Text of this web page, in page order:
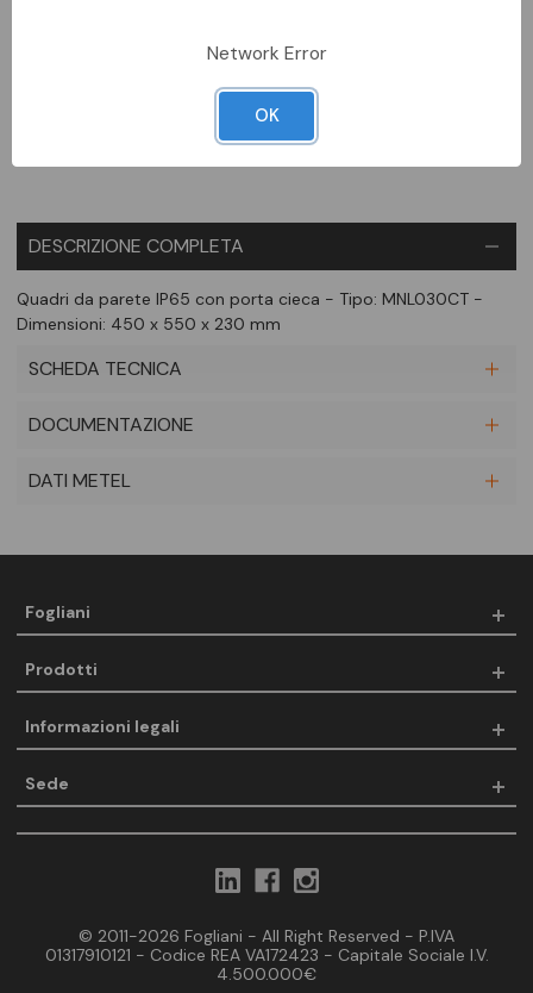
Aggiungi alla comparazione
DESCRIZIONE COMPLETA
Quadri da parete IP65 con porta cieca - Tipo: MNL030CT -
Dimensioni: 450 x 550 x 230 mm
SCHEDA TECNICA
DOCUMENTAZIONE
DATI METEL
Fogliani
Prodotti
Informazioni legali
Sede
© 2011-2026 Fogliani - All Right Reserved - P.IVA
01317910121 - Codice REA VA172423 - Capitale Sociale I.V.
4.500.000€
Network Error
OK